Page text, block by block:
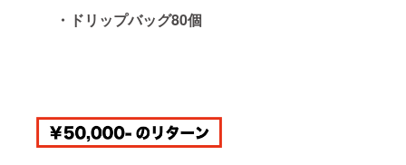
・ドリップバッグ80個